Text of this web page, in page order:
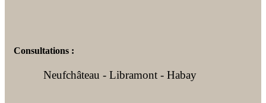
Consultations :
Neufchâteau - Libramont - Habay